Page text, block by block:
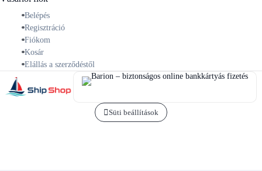
Belépés
Regisztráció
Fiókom
Kosár
Elállás a szerződéstől
Süti beállítások